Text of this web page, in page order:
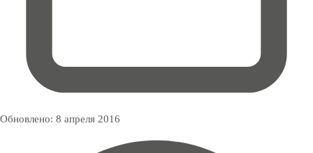
Обновлено: 8 апреля 2016